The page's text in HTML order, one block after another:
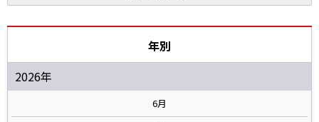
年別
2026年
6月